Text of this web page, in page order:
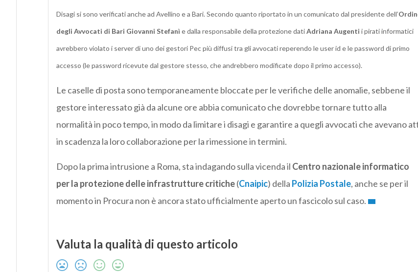
Disagi si sono verificati anche ad Avellino e a Bari. Secondo quanto riportato in un comunicato dal presidente dell’
degli Avvocati di Bari Giovanni Stefanì e dalla responsabile della protezione datiAdriana Augenti i pirati informatici
avrebbero violato i server di uno dei gestori Pec più diffusi tra gli avvocati reperendo le user id e le password di primo
accesso (le password ricevute dal gestore stesso, che andrebbero modificate dopo il primo accesso).
Le caselle di posta sono temporaneamente bloccate per le verifiche delle anomalie, sebbene il
gestore interessato già da alcune ore abbia comunicato che dovrebbe tornare tutto alla
normalità in poco tempo, in modo da limitare i disagi e garantire a quegli avvocati che avevano
in scadenza la loro collaborazione per la rimessione in termini.
Dopo la prima intrusione a Roma, sta indagando sulla vicenda il Centro nazionale informatico
per la protezione delle infrastrutture critiche(Cnaipic) della Polizia Postale, anche se per il
momento in Procura non è ancora stato ufficialmente aperto un fascicolo sul caso.
Valuta la qualità di questo articolo